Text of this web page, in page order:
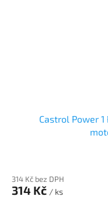
Castrol Power
314 Kč bez DPH
314 Kč / ks